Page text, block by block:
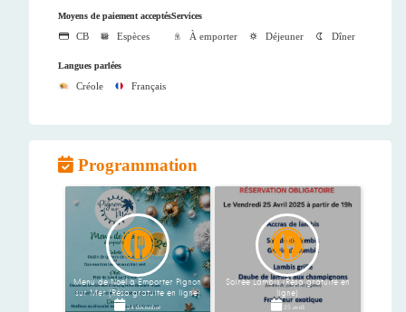
Moyens de paiement acceptés
CB Espèces
Services
À emporter Déjeuner Dîner
Langues parlées
Créole Français
Programmation
Menu de Noel à Emporter Pignon
sur Mer (Résa gratuite en ligne)
24 décembre
Soirée Lambis (Résa gratuite en
ligne)
25 avril